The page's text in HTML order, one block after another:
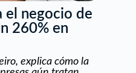
el negocio de
260% en
explica cómo la